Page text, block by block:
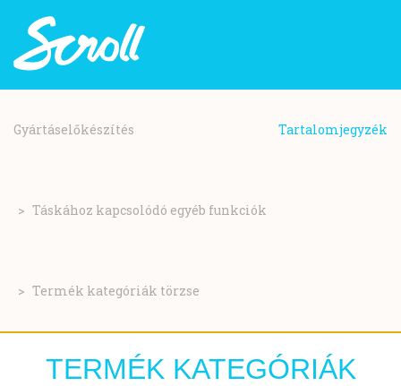
tartalomra
Tartalomjegyzék
Gyártáselőkészítés
Táskához kapcsolódó egyéb funkciók
Termék kategóriák törzse
TERMÉK KATEGÓRIÁK